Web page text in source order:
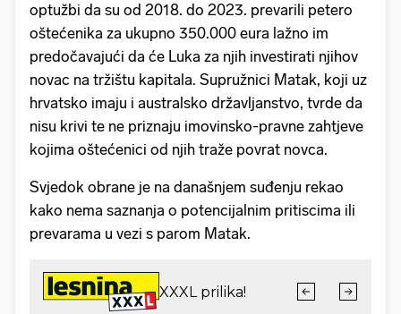
optužbi da su od 2018. do 2023. prevarili petero
oštećenika za ukupno 350.000 eura lažno im
predočavajući da će Luka za njih investirati njihov
novac na tržištu kapitala. Supružnici Matak, koji uz
hrvatsko imaju i australsko državljanstvo, tvrde da
nisu krivi te ne priznaju imovinsko-pravne zahtjeve
kojima oštećenici od njih traže povrat novca.
Svjedok obrane je na današnjem suđenju rekao
kako nema saznanja o potencijalnim pritiscima ili
prevarama u vezi s parom Matak.